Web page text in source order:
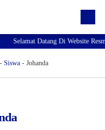
Selamat Datang Di Website
Siswa- Johanda